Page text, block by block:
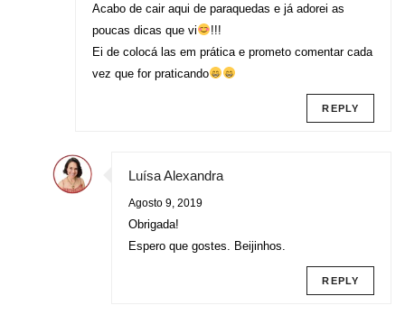
Acabo de cair aqui de paraquedas e já adorei as
poucas dicas que vi
!!!
Ei de colocá las em prática e prometo comentar cada
vez que for praticando
REPLY
Luísa Alexandra
Agosto 9, 2019
Obrigada!
Espero que gostes. Beijinhos.
REPLY